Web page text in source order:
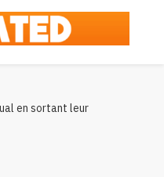
en sortant leur